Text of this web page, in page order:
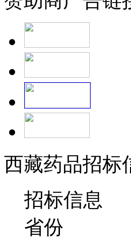
西藏药品招标
招标信息
省份